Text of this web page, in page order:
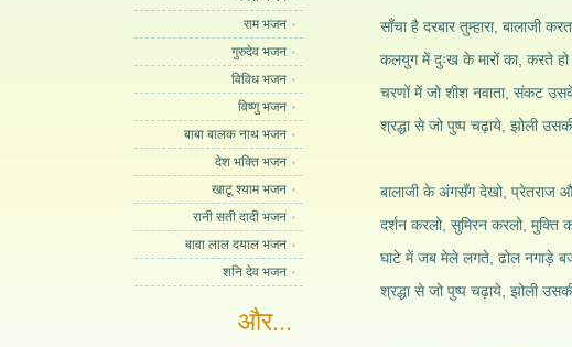
राम भजन
गुरुदेव भजन
विविध भजन
विष्णु भजन
बाबा बालक नाथ भजन
देश भक्ति भजन
खाटू श्याम भजन
रानी सती दादी भजन
बावा लाल दयाल भजन
शनि देव भजन
और...
साँचा है दरबार तुम्हारा, बालाजी
कलयुग में दुःख के मारों का, करते हो
चरणों में जो शीश नवाता, संकट
श्रद्धा से जो पुष्प चढ़ाये, झोली
बालाजी के अंगसँग देखो, प्रेतराज
दर्शन करलो, सुमिरन करलो, मुक्ति
घाटे में जब मेले लगते, ढोल नगाड़े
श्रद्धा से जो पुष्प चढ़ाये, झोली